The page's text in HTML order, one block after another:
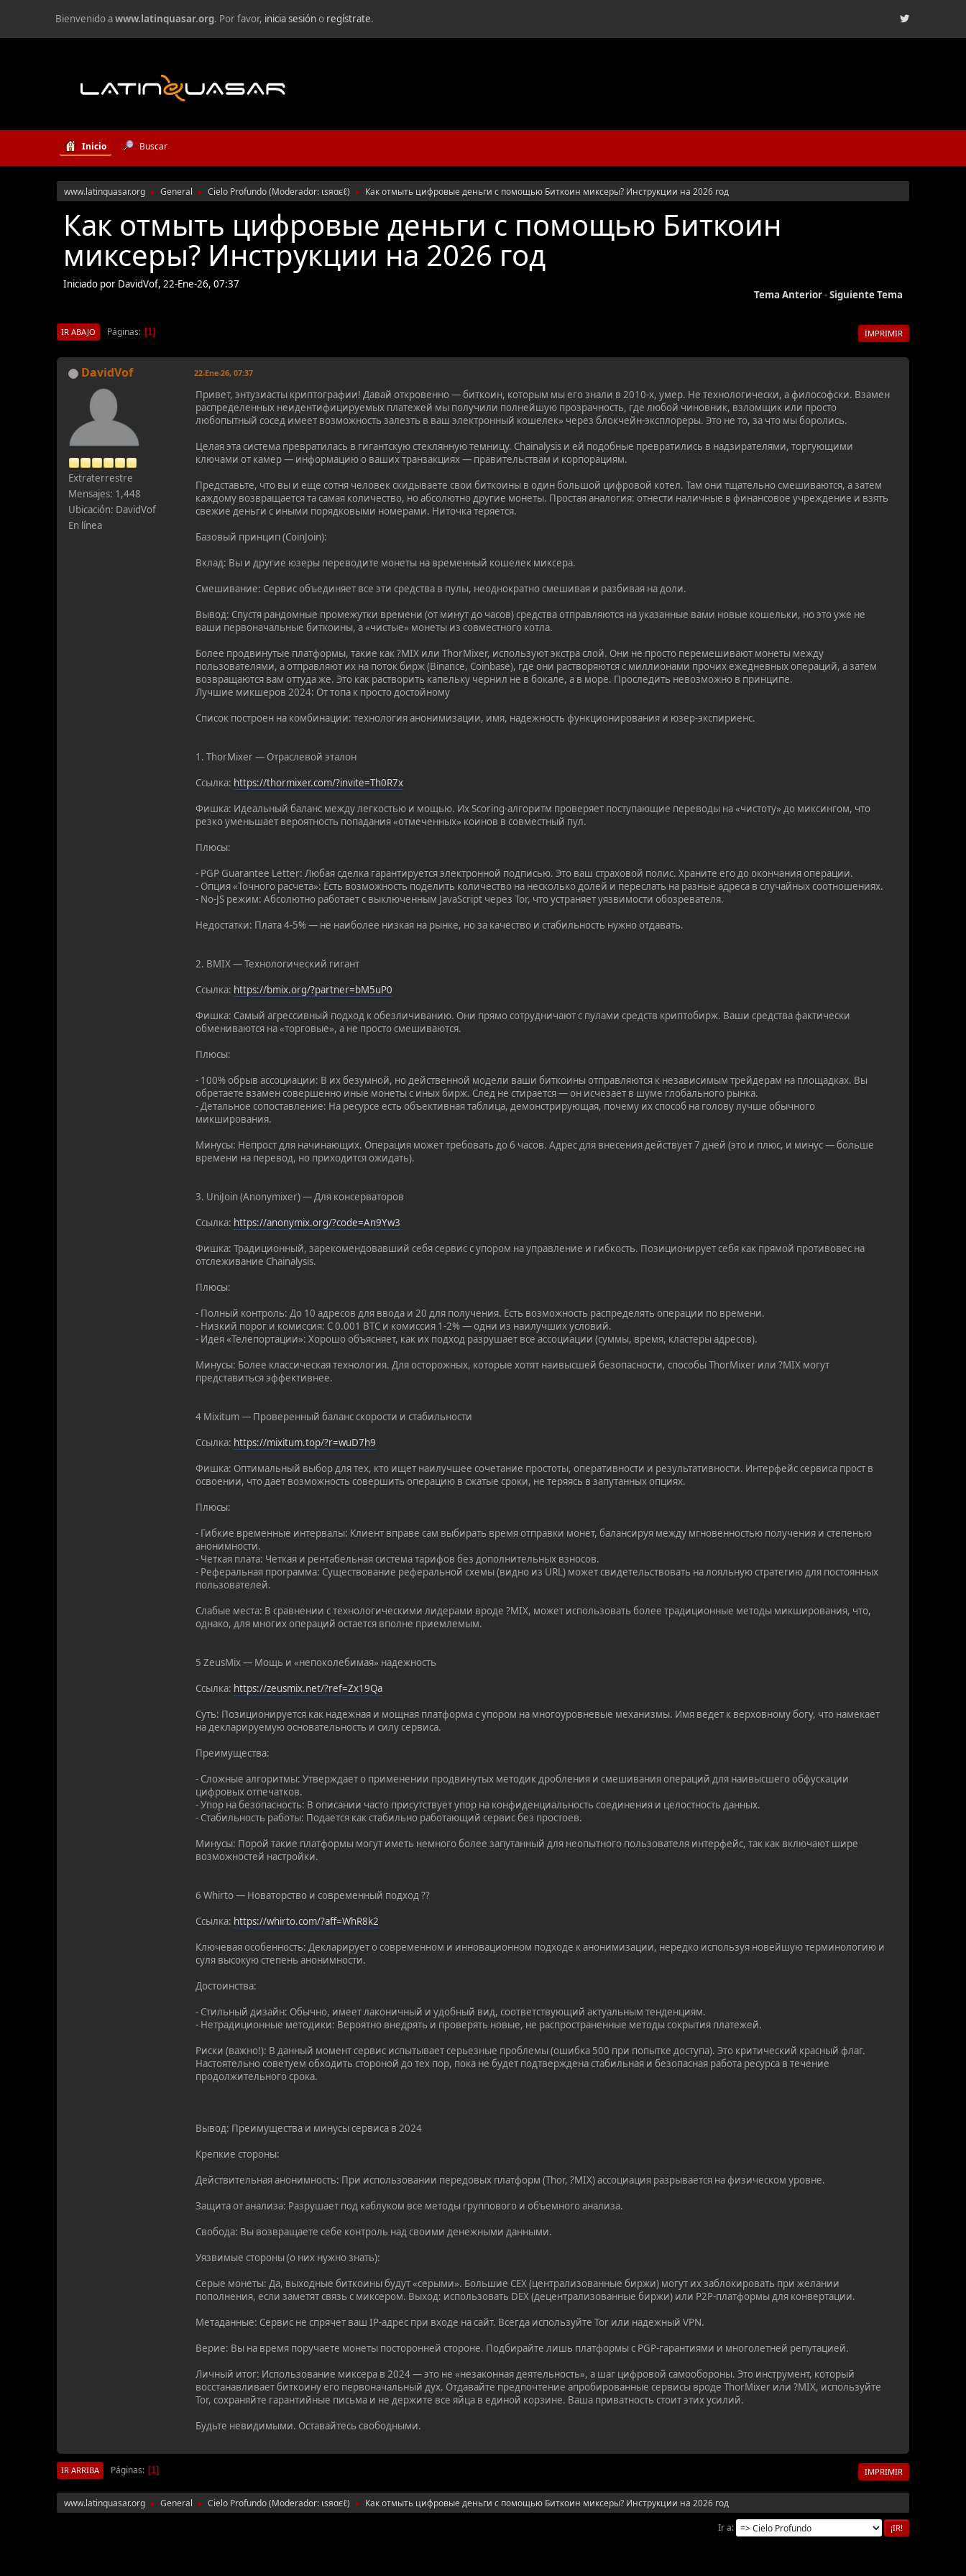
Bienvenido awww.latinquasar.org. Por favor, inicia sesióno regístrate.
Inicio Buscar
www.latinquasar.org ► General ► Cielo Profundo(Moderador: ιѕяαєℓ) ► Как отмыть цифровые деньги с помощью Биткоин миксеры? Инструкции на 2026 год
Как отмыть цифровые деньги с помощью Биткоин
миксеры? Инструкции на 2026 год
Iniciado por DavidVof, 22-Ene-26, 07:37
Tema Anterior-Siguiente Tema
IMPRIMIR
IR ABAJO Páginas 1
DavidVof
Extraterrestre
Mensajes: 1,448
Ubicación: DavidVof
En línea
22-Ene-26, 07:37
Привет, энтузиасты криптографии! Давай откровенно — биткоин, которым мы его знали в 2010-х, умер. Не технологически, а философски. Взамен
распределенных неидентифицируемых платежей мы получили полнейшую прозрачность, где любой чиновник, взломщик или просто
любопытный сосед имеет возможность залезть в ваш электронный кошелек» через блокчейн-эксплореры. Это не то, за что мы боролись.
Целая эта система превратилась в гигантскую стеклянную темницу. Chainalysis и ей подобные превратились в надзирателями, торгующими
ключами от камер — информацию о ваших транзакциях — правительствам и корпорациям.
Представьте, что вы и еще сотня человек скидываете свои биткоины в один большой цифровой котел. Там они тщательно смешиваются, а затем
каждому возвращается та самая количество, но абсолютно другие монеты. Простая аналогия: отнести наличные в финансовое учреждение и взять
свежие деньги с иными порядковыми номерами. Ниточка теряется.
Базовый принцип (CoinJoin):
Вклад: Вы и другие юзеры переводите монеты на временный кошелек миксера.
Смешивание: Сервис объединяет все эти средства в пулы, неоднократно смешивая и разбивая на доли.
Вывод: Спустя рандомные промежутки времени (от минут до часов) средства отправляются на указанные вами новые кошельки, но это уже не
ваши первоначальные биткоины, а «чистые» монеты из совместного котла.
Более продвинутые платформы, такие как ?MIX или ThorMixer, используют экстра слой. Они не просто перемешивают монеты между
пользователями, а отправляют их на поток бирж (Binance, Coinbase), где они растворяются с миллионами прочих ежедневных операций, а затем
возвращаются вам оттуда же. Это как растворить капельку чернил не в бокале, а в море. Проследить невозможно в принципе.
Лучшие микшеров 2024: От топа к просто достойному
Список построен на комбинации: технология анонимизации, имя, надежность функционирования и юзер-экспириенс.
1. ThorMixer — Отраслевой эталон
Ссылка: https://thormixer.com/?invite=Th0R7x
Фишка: Идеальный баланс между легкостью и мощью. Их Scoring-алгоритм проверяет поступающие переводы на «чистоту» до миксингом, что
резко уменьшает вероятность попадания «отмеченных» коинов в совместный пул.
Плюсы:
- PGP Guarantee Letter: Любая сделка гарантируется электронной подписью. Это ваш страховой полис. Храните его до окончания операции.
- Опция «Точного расчета»: Есть возможность поделить количество на несколько долей и переслать на разные адреса в случайных соотношениях.
- No-JS режим: Абсолютно работает с выключенным JavaScript через Tor, что устраняет уязвимости обозревателя.
Недостатки: Плата 4-5% — не наиболее низкая на рынке, но за качество и стабильность нужно отдавать.
2. BMIX — Технологический гигант
Ссылка: https://bmix.org/?partner=bM5uP0
Фишка: Самый агрессивный подход к обезличиванию. Они прямо сотрудничают с пулами средств криптобирж. Ваши средства фактически
обмениваются на «торговые», а не просто смешиваются.
Плюсы:
- 100% обрыв ассоциации: В их безумной, но действенной модели ваши биткоины отправляются к независимым трейдерам на площадках. Вы
обретаете взамен совершенно иные монеты с иных бирж. След не стирается — он исчезает в шуме глобального рынка.
- Детальное сопоставление: На ресурсе есть объективная таблица, демонстрирующая, почему их способ на голову лучше обычного
микширования.
Минусы: Непрост для начинающих. Операция может требовать до 6 часов. Адрес для внесения действует 7 дней (это и плюс, и минус — больше
времени на перевод, но приходится ожидать).
3. UniJoin (Anonymixer) — Для консерваторов
Ссылка: https://anonymix.org/?code=An9Yw3
Фишка: Традиционный, зарекомендовавший себя сервис с упором на управление и гибкость. Позиционирует себя как прямой противовес на
отслеживание Chainalysis.
Плюсы:
- Полный контроль: До 10 адресов для ввода и 20 для получения. Есть возможность распределять операции по времени.
- Низкий порог и комиссия: С 0.001 BTC и комиссия 1-2% — одни из наилучших условий.
- Идея «Телепортации»: Хорошо объясняет, как их подход разрушает все ассоциации (суммы, время, кластеры адресов).
Минусы: Более классическая технология. Для осторожных, которые хотят наивысшей безопасности, способы ThorMixer или ?MIX могут
представиться эффективнее.
4 Mixitum — Проверенный баланс скорости и стабильности
Ссылка: https://mixitum.top/?r=wuD7h9
Фишка: Оптимальный выбор для тех, кто ищет наилучшее сочетание простоты, оперативности и результативности. Интерфейс сервиса прост в
освоении, что дает возможность совершить операцию в сжатые сроки, не теряясь в запутанных опциях.
Плюсы:
- Гибкие временные интервалы: Клиент вправе сам выбирать время отправки монет, балансируя между мгновенностью получения и степенью
анонимности.
- Четкая плата: Четкая и рентабельная система тарифов без дополнительных взносов.
- Реферальная программа: Существование реферальной схемы (видно из URL) может свидетельствовать на лояльную стратегию для постоянных
пользователей.
Слабые места: В сравнении с технологическими лидерами вроде ?MIX, может использовать более традиционные методы микширования, что,
однако, для многих операций остается вполне приемлемым.
5 ZeusMix — Мощь и «непоколебимая» надежность
Ссылка: https://zeusmix.net/?ref=Zx19Qa
Суть: Позиционируется как надежная и мощная платформа с упором на многоуровневые механизмы. Имя ведет к верховному богу, что намекает
на декларируемую основательность и силу сервиса.
Преимущества:
- Сложные алгоритмы: Утверждает о применении продвинутых методик дробления и смешивания операций для наивысшего обфускации
цифровых отпечатков.
- Упор на безопасность: В описании часто присутствует упор на конфиденциальность соединения и целостность данных.
- Стабильность работы: Подается как стабильно работающий сервис без простоев.
Минусы: Порой такие платформы могут иметь немного более запутанный для неопытного пользователя интерфейс, так как включают шире
возможностей настройки.
6 Whirto — Новаторство и современный подход ??
Ссылка: https://whirto.com/?aff=WhR8k2
Ключевая особенность: Декларирует о современном и инновационном подходе к анонимизации, нередко используя новейшую терминологию и
суля высокую степень анонимности.
Достоинства:
- Стильный дизайн: Обычно, имеет лаконичный и удобный вид, соответствующий актуальным тенденциям.
- Нетрадиционные методики: Вероятно внедрять и проверять новые, не распространенные методы сокрытия платежей.
Риски (важно!): В данный момент сервис испытывает серьезные проблемы (ошибка 500 при попытке доступа). Это критический красный флаг.
Настоятельно советуем обходить стороной до тех пор, пока не будет подтверждена стабильная и безопасная работа ресурса в течение
продолжительного срока.
Вывод: Преимущества и минусы сервиса в 2024
Крепкие стороны:
Действительная анонимность: При использовании передовых платформ (Thor, ?MIX) ассоциация разрывается на физическом уровне.
Защита от анализа: Разрушает под каблуком все методы группового и объемного анализа.
Свобода: Вы возвращаете себе контроль над своими денежными данными.
Уязвимые стороны (о них нужно знать):
Серые монеты: Да, выходные биткоины будут «серыми». Большие CEX (централизованные биржи) могут их заблокировать при желании
пополнения, если заметят связь с миксером. Выход: использовать DEX (децентрализованные биржи) или P2P-платформы для конвертации.
Метаданные: Сервис не спрячет ваш IP-адрес при входе на сайт. Всегда используйте Tor или надежный VPN.
Верие: Вы на время поручаете монеты посторонней стороне. Подбирайте лишь платформы с PGP-гарантиями и многолетней репутацией.
Личный итог: Использование миксера в 2024 — это не «незаконная деятельность», а шаг цифровой самообороны. Это инструмент, который
восстанавливает биткоину его первоначальный дух. Отдавайте предпочтение апробированные сервисы вроде ThorMixer или ?MIX, используйте
Tor, сохраняйте гарантийные письма и не держите все яйца в единой корзине. Ваша приватность стоит этих усилий.
Будьте невидимыми. Оставайтесь свободными.
IMPRIMIR
IR ARRIBA Páginas 1
www.latinquasar.org ► General ► Cielo Profundo(Moderador: ιѕяαєℓ) ►
Как отмыть цифровые деньги с помощью Биткоин миксеры? Инструкции на 2026 год
Ir a